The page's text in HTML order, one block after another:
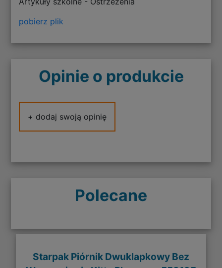
pobierz plik
Opinie o produkcie
+ dodaj swoją opinię
Polecane
Starpak Piórnik Dwuklapkowy Bez